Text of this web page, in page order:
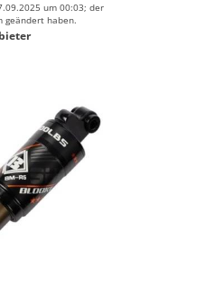
um 00:03; der
geändert haben.